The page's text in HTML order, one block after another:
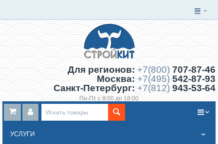
Для регионов: +7(800) 707-87-46
Москва: +7(495) 542-87-93
Санкт-Петербург: +7(812) 943-53-64
Пн-Пт с 9:00 до 18:00
Заказать обратный звонок
УСЛУГИ